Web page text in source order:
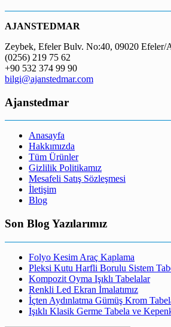
AJANSTEDMAR
Zeybek, Efeler Bulv. No:40, 09020 Efeler/
(0256) 219 75 62
+90 532 374 99 90
bilgi@ajanstedmar.com
Ajanstedmar
Anasayfa
Hakkımızda
Tüm Ürünler
Gizlilik Politikamız
Mesafeli Satış Sözleşmesi
İletişim
Blog
Son Blog Yazılarımız
Folyo Kesim Araç Kaplama
Pleksi Kutu Harfli Borulu Sistem
Kompozit Oyma Işıklı Tabelalar
Renkli Led Ekran İmalatımız
İçten Aydınlatma Gümüş Krom
Işıklı Klasik Germe Tabela ve